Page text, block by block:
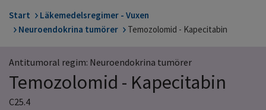
Start
Läkemedelsregimer - Vuxen
Neuroendokrina tumörer
Temozolomid - Kapecitabin
Antitumoral regim: Neuroendokrina tumörer
Temozolomid - Kapecitabin
C25.4